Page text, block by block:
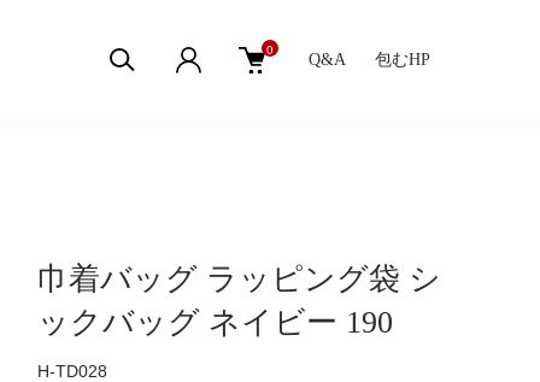
0
Q&A 包むHP
巾着バッグ ラッピング袋 シ
ックバッグ ネイビー 190
H-TD028